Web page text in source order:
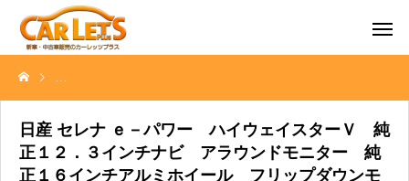
日産 セレナ ｅ－パワー ハイウェイスターＶ 純正１２．３インチ
日産 セレナ ｅ－パワー ハイウェイスターＶ 純
正１２．３インチナビ アラウンドモニター 純
正１６インチアルミホイール フリップダウンモ